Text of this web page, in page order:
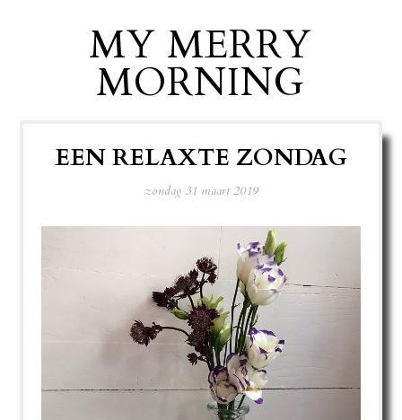
MY MERRY
MORNING
EEN RELAXTE ZONDAG
zondag 31 maart 2019